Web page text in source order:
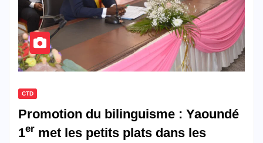
CTD
Promotion du bilinguisme : Yaoundé
1er met les petits plats dans les